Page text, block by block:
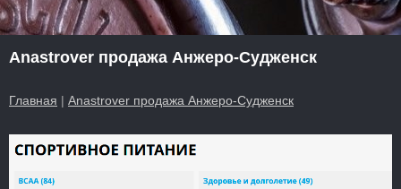
Anastrover продажа Анжеро-Судженск
Главная | Anastrover продажа Анжеро-Судженск